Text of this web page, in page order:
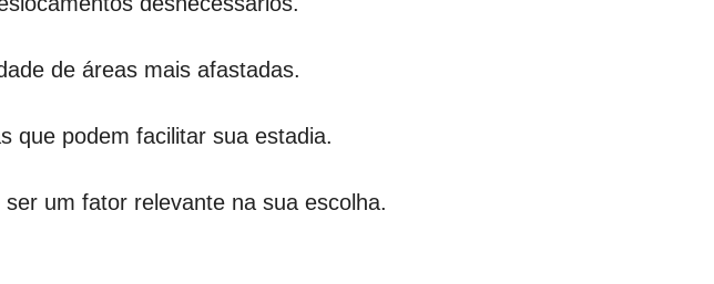
de áreas mais afastadas.
que podem facilitar sua estadia.
um fator relevante na sua escolha.